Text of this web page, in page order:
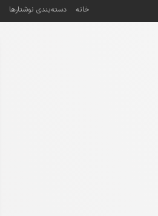
خانه دسته‌بندی نوشتارها